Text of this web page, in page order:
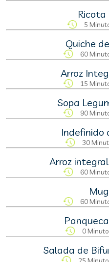
Ricota
5
Quiche
60
Arroz
15
Sopa
90
Indefinido
30
Arroz
60
60
0
Salada de